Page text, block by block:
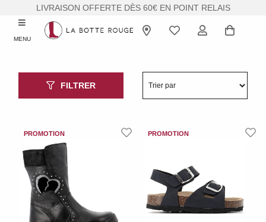
LIVRAISON OFFERTE DÈS 60€ EN POINT RELAIS
MENU
FILTRER